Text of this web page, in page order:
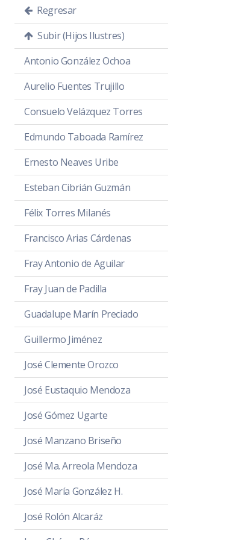
Regresar
Subir (Hijos Ilustres)
Antonio González Ochoa
Aurelio Fuentes Trujillo
Consuelo Velázquez Torres
Edmundo Taboada Ramírez
Ernesto Neaves Uribe
Esteban Cibrián Guzmán
Félix Torres Milanés
Francisco Arias Cárdenas
Fray Antonio de Aguilar
Fray Juan de Padilla
Guadalupe Marín Preciado
Guillermo Jiménez
José Clemente Orozco
José Eustaquio Mendoza
José Gómez Ugarte
José Manzano Briseño
José Ma. Arreola Mendoza
José María González H.
José Rolón Alcaráz